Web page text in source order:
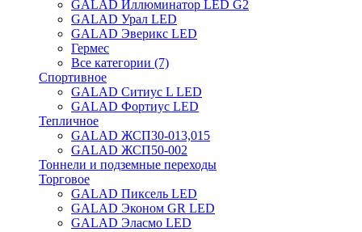
GALAD Иллюминатор LED G2
GALAD Урал LED
GALAD Эверикс LED
Гермес
Все категории (7)
Спортивное
GALAD Ситиус L LED
GALAD Фортиус LED
Тепличное
GALAD ЖСП30-013,015
GALAD ЖСП50-002
Тоннели и подземные переходы
Торговое
GALAD Пиксель LED
GALAD Эконом GR LED
GALAD Эласмо LED